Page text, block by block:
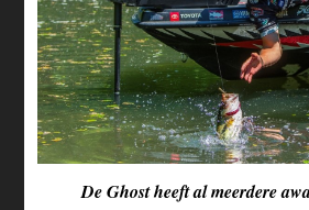
De Ghost heeft al meerdere